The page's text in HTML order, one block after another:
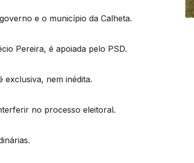
e o município da Calheta.
Pereira, é apoiada pelo PSD.
exclusiva, nem inédita.
no processo eleitoral.